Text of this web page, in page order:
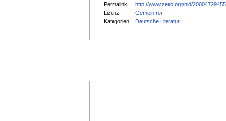
Permalink:
http://www.zeno.org/nid/20004729455
Lizenz:
Gemeinfrei
Kategorien:
Deutsche Literatur